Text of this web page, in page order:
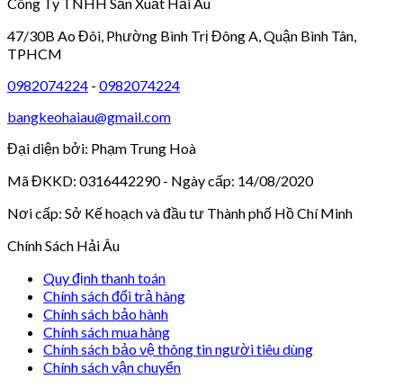
47/30B Ao Đôi, Phường Bình Trị Đông A, Quận Bình Tân,
TPHCM
0982074224 - 0982074224
bangkeohaiau@gmail.com
Đại diện bởi: Phạm Trung Hoà
Mã ĐKKD: 0316442290 - Ngày cấp: 14/08/2020
Nơi cấp: Sở Kế hoạch và đầu tư Thành phố Hồ Chí Minh
Chính Sách Hải Âu
Quy định thanh toán
Chính sách đổi trả hàng
Chính sách bảo hành
Chính sách mua hàng
Chính sách bảo vệ thông tin người tiêu dùng
Chính sách vận chuyển